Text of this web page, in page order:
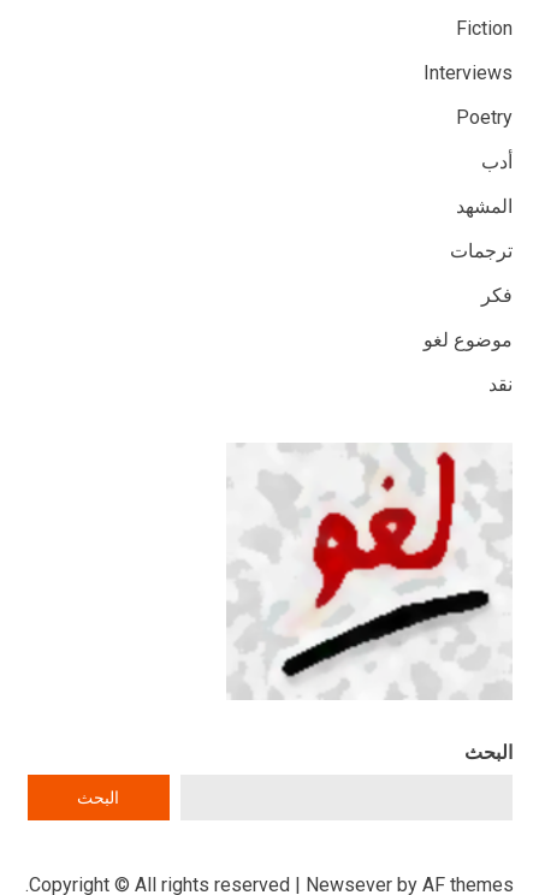
Fiction
Interviews
Poetry
أدب
المشهد
ترجمات
فكر
موضوع لغو
نقد
البحث
البحث
Copyright © All rights reserved | Newsever by AF themes.